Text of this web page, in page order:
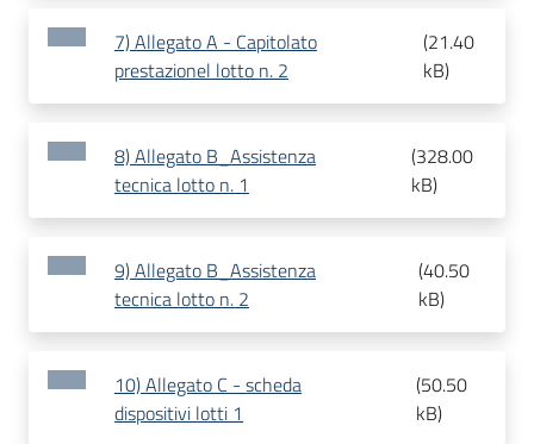
7) Allegato A - Capitolato
prestazionel lotto n. 2
(21.40
kB)
8) Allegato B_Assistenza
tecnica lotto n. 1
(328.00
kB)
9) Allegato B_Assistenza
tecnica lotto n. 2
(40.50
kB)
10) Allegato C - scheda
dispositivi lotti 1
(50.50
kB)